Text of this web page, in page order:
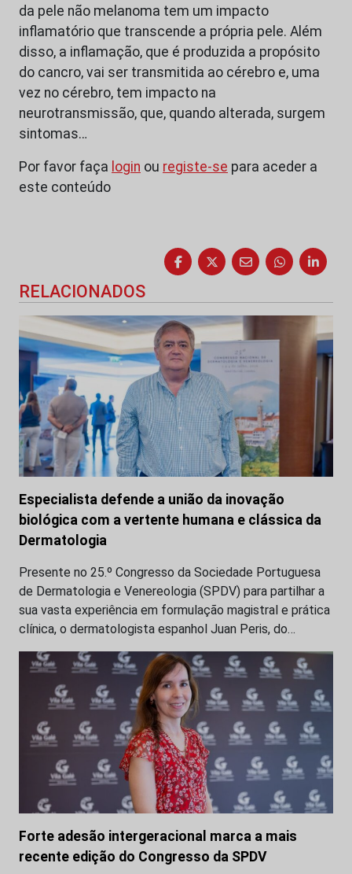
da pele não melanoma tem um impacto
inflamatório que transcende a própria pele. Além
disso, a inflamação, que é produzida a propósito
do cancro, vai ser transmitida ao cérebro e, uma
vez no cérebro, tem impacto na
neurotransmissão, que, quando alterada, surgem
sintomas…
Por favor faça login ou registe-se para aceder a
este conteúdo
RELACIONADOS
Especialista defende a união da inovação
biológica com a vertente humana e clássica da
Dermatologia
Presente no 25.º Congresso da Sociedade Portuguesa
de Dermatologia e Venereologia (SPDV) para partilhar a
sua vasta experiência em formulação magistral e prática
clínica, o dermatologista espanhol Juan Peris, do…
Forte adesão intergeracional marca a mais
recente edição do Congresso da SPDV